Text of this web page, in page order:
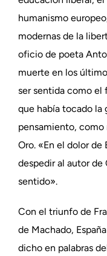
humanismo
modernas de la
oficio de poeta
muerte en los
ser sentida como el
que había tocado la
pensamiento,
Oro. «En el dolor de
despedir al autor
sentido».
Con el triunfo de
de Machado,
dicho en palabras